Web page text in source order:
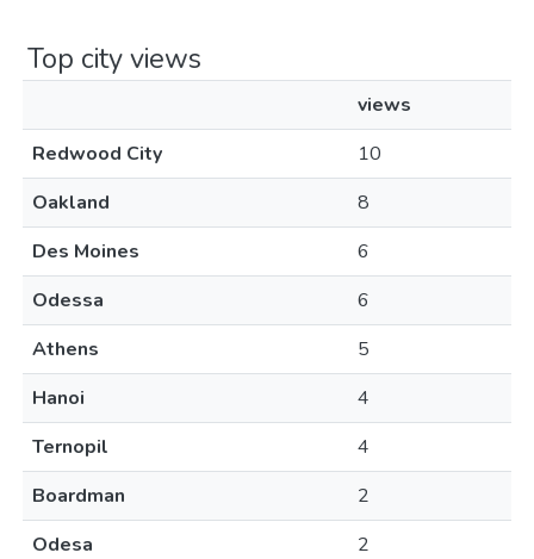
Top city views
views
Redwood City
10
Oakland
8
Des Moines
6
Odessa
6
Athens
5
Hanoi
4
Ternopil
4
Boardman
2
Odesa
2